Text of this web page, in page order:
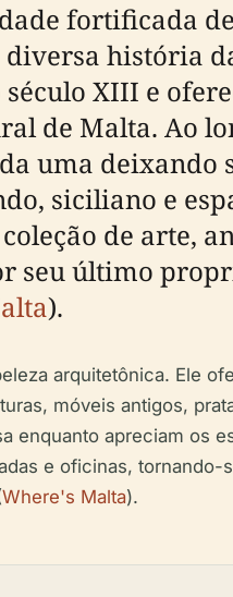
fortificada
história
XIII e
de Malta. Ao
uma
siciliano e
de arte,
seu último
).
arquitetônica. Ele
móveis antigos,
enquanto apreciam os
e oficinas,
Where's Malta).